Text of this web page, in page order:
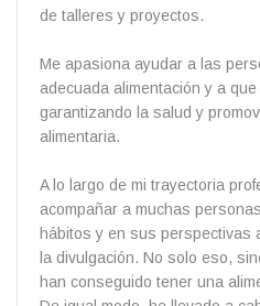
de talleres y proyectos.
Me apasiona ayudar a las
adecuada alimentación y a
garantizando la salud y
alimentaria.
A lo largo de mi trayectoria
acompañar a muchas
hábitos y en sus perspectivas
la divulgación. No solo eso,
han conseguido tener una